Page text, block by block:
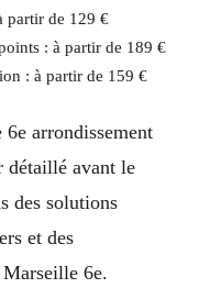
partir de 129 €
: à partir de 189 €
: à partir de 159 €
arrondissement
détaillé avant le
des solutions
et des
6e.